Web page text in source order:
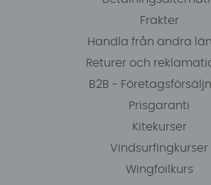
Frakter
Handla från andra
Returer och
B2B -
Prisgaranti
Kitekurser
Vindsurfingkurser
Wingfoilkurs